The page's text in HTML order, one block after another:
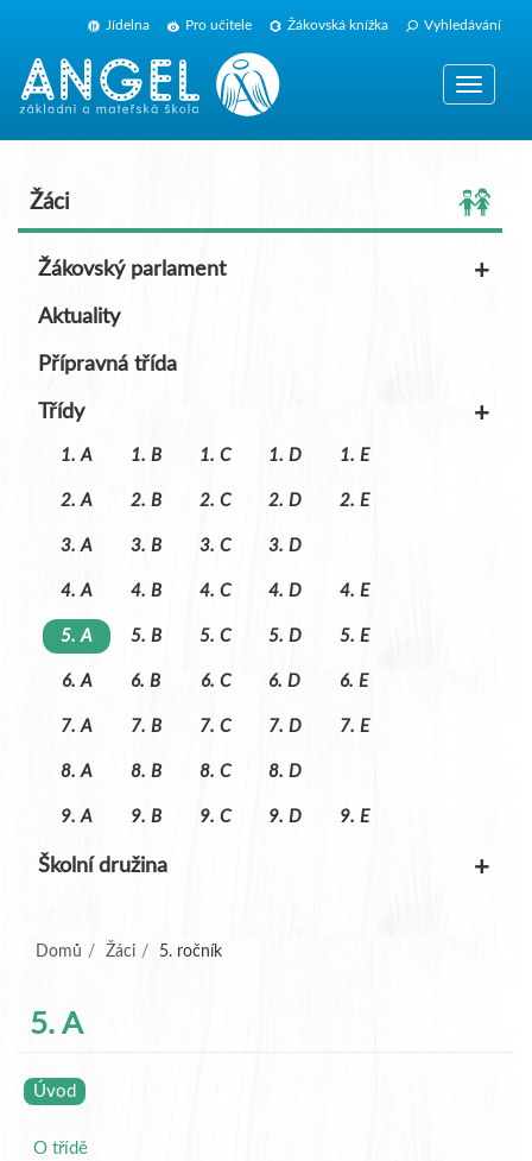
Jídelna Pro učitele Žákovská knížka Vyhledávání
Žáci
Žákovský parlament +
Aktuality
Přípravná třída
Třídy +
1. A 1. B 1. C 1. D 1. E
2. A 2. B 2. C 2. D 2. E
3. A 3. B 3. C 3. D
4. A 4. B 4. C 4. D 4. E
5. A 5. B 5. C 5. D 5. E
6. A 6. B 6. C 6. D 6. E
7. A 7. B 7. C 7. D 7. E
8. A 8. B 8. C 8. D
9. A 9. B 9. C 9. D 9. E
Školní družina +
Domů Žáci 5. ročník(aktuální)
5. A
Úvod
O třídě